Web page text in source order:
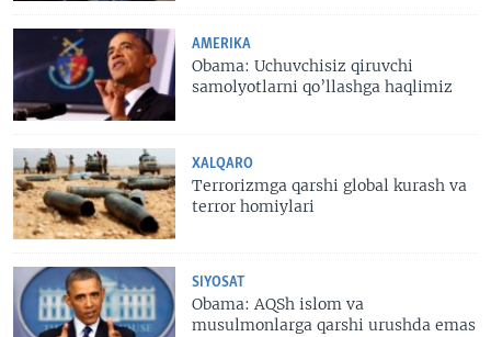
AMERIKA
Obama: Uchuvchisiz qiruvchi
samolyotlarni qo’llashga haqlimiz
XALQARO
Terrorizmga qarshi global kurash va
terror homiylari
SIYOSAT
Obama: AQSh islom va
musulmonlarga qarshi urushda emas